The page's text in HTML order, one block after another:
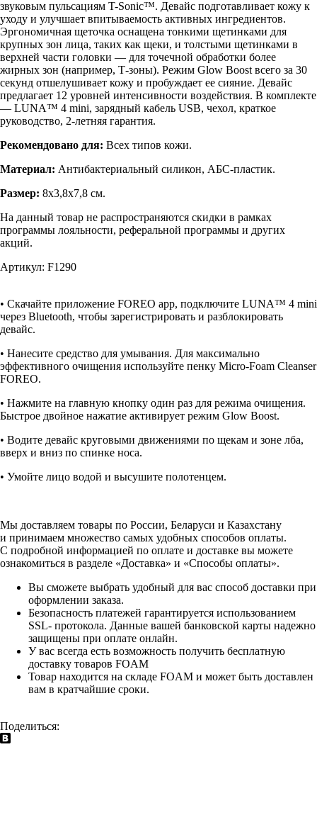
звуковым пульсациям T-Sonic™. Девайс подготавливает кожу к
уходу и улучшает впитываемость активных ингредиентов.
Эргономичная щеточка оснащена тонкими щетинками для
крупных зон лица, таких как щеки, и толстыми щетинками в
верхней части головки — для точечной обработки более
жирных зон (например, Т-зоны). Режим Glow Boost всего за 30
секунд отшелушивает кожу и пробуждает ее сияние. Девайс
предлагает 12 уровней интенсивности воздействия. В комплекте
— LUNA™ 4 mini, зарядный кабель USB, чехол, краткое
руководство, 2-летняя гарантия.
Рекомендовано для: Всех типов кожи.
Материал: Антибактериальный силикон, АБС-пластик.
Размер: 8х3,8х7,8 см.
На данный товар не распространяются скидки в рамках
программы лояльности, реферальной программы и других
акций.
Артикул: F1290
• Скачайте приложение FOREO app, подключите LUNA™ 4 mini
через Bluetooth, чтобы зарегистрировать и разблокировать
девайс.
• Нанесите средство для умывания. Для максимально
эффективного очищения используйте пенку Micro-Foam Cleanser
FOREO.
• Нажмите на главную кнопку один раз для режима очищения.
Быстрое двойное нажатие активирует режим Glow Boost.
• Водите девайс круговыми движениями по щекам и зоне лба,
вверх и вниз по спинке носа.
• Умойте лицо водой и высушите полотенцем.
Мы доставляем товары по России, Беларуси и Казахстану
и принимаем множество самых удобных способов оплаты.
С подробной информацией по оплате и доставке вы можете
ознакомиться в разделе «Доставка» и «Способы оплаты».
Вы сможете выбрать удобный для вас способ доставки при
оформлении заказа.
Безопасность платежей гарантируется использованием
SSL- протокола. Данные вашей банковской карты надежно
защищены при оплате онлайн.
У вас всегда есть возможность получить бесплатную
доставку товаров FOAM
Товар находится на складе FOAM и может быть доставлен
вам в кратчайшие сроки.
Поделиться: